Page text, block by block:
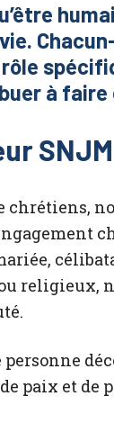
à faire
SNJM
chrétiens,
religieux,
personne
paix et de